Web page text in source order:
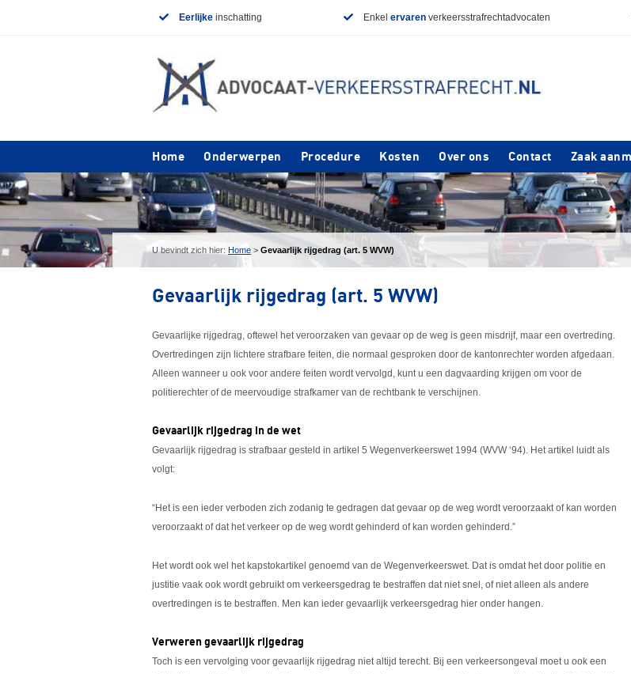
Eerlijkeinschatting Enkel ervarenverkeersstrafrechtadvocaten
Home Onderwerpen Procedure Kosten Over ons Contact Zaak
U bevindt zich hier: Home > Gevaarlijk rijgedrag (art. 5 WVW)
Gevaarlijk rijgedrag (art. 5 WVW)
Gevaarlijke rijgedrag, oftewel het veroorzaken van gevaar op de weg is geen misdrijf, maar een overtreding.
Overtredingen zijn lichtere strafbare feiten, die normaal gesproken door de kantonrechter worden afgedaan.
Alleen wanneer u ook voor andere feiten wordt vervolgd, kunt u een dagvaarding krijgen om voor de
politierechter of de meervoudige strafkamer van de rechtbank te verschijnen.
Gevaarlijk rijgedrag in de wet
Gevaarlijk rijgedrag is strafbaar gesteld in artikel 5 Wegenverkeerswet 1994 (WVW ‘94). Het artikel luidt als
volgt:
“Het is een ieder verboden zich zodanig te gedragen dat gevaar op de weg wordt veroorzaakt of kan worden
veroorzaakt of dat het verkeer op de weg wordt gehinderd of kan worden gehinderd.”
Het wordt ook wel het kapstokartikel genoemd van de Wegenverkeerswet. Dat is omdat het door politie en
justitie vaak ook wordt gebruikt om verkeersgedrag te bestraffen dat niet snel, of niet alleen als andere
overtredingen is te bestraffen. Men kan ieder gevaarlijk verkeersgedrag hier onder hangen.
Verweren gevaarlijk rijgedrag
Toch is een vervolging voor gevaarlijk rijgedrag niet altijd terecht. Bij een verkeersongeval moet u ook een